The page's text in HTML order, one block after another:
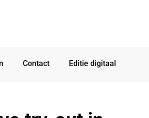
Contact Editie digitaal